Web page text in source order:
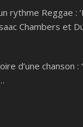
rythme Reggae :
Chambers et
d’une chanson :